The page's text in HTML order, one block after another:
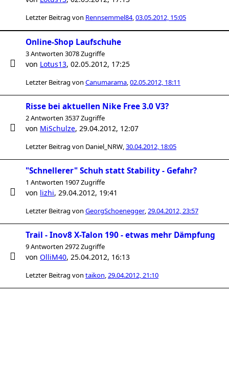
Letzter Beitrag von Rennsemmel84,03.05.2012, 15:05
Online-Shop Laufschuhe
3 Antworten 3078 Zugriffe
von Lotus13, 02.05.2012, 17:25
Letzter Beitrag von Canumarama,02.05.2012, 18:11
Risse bei aktuellen Nike Free 3.0 V3?
2 Antworten 3537 Zugriffe
von MiSchulze, 29.04.2012, 12:07
Letzter Beitrag von Daniel_NRW,30.04.2012, 18:05
"Schnellerer" Schuh statt Stability - Gefahr?
1 Antworten 1907 Zugriffe
von lizhi, 29.04.2012, 19:41
Letzter Beitrag von GeorgSchoenegger,29.04.2012, 23:57
Trail - Inov8 X-Talon 190 - etwas mehr Dämpfung
9 Antworten 2972 Zugriffe
von OlliM40, 25.04.2012, 16:13
Letzter Beitrag von taikon,29.04.2012, 21:10